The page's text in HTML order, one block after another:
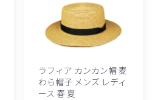
ラフィア カンカン帽 麦
わら帽子 メンズ レディ
ース 春 夏